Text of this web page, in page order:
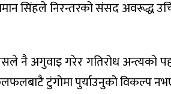
सिंहले निरन्तरको संसद अवरूद्ध
नै अगुवाइ गरेर गतिरोध अन्त्यको
टुंगोमा पुर्याउनुको विकल्प